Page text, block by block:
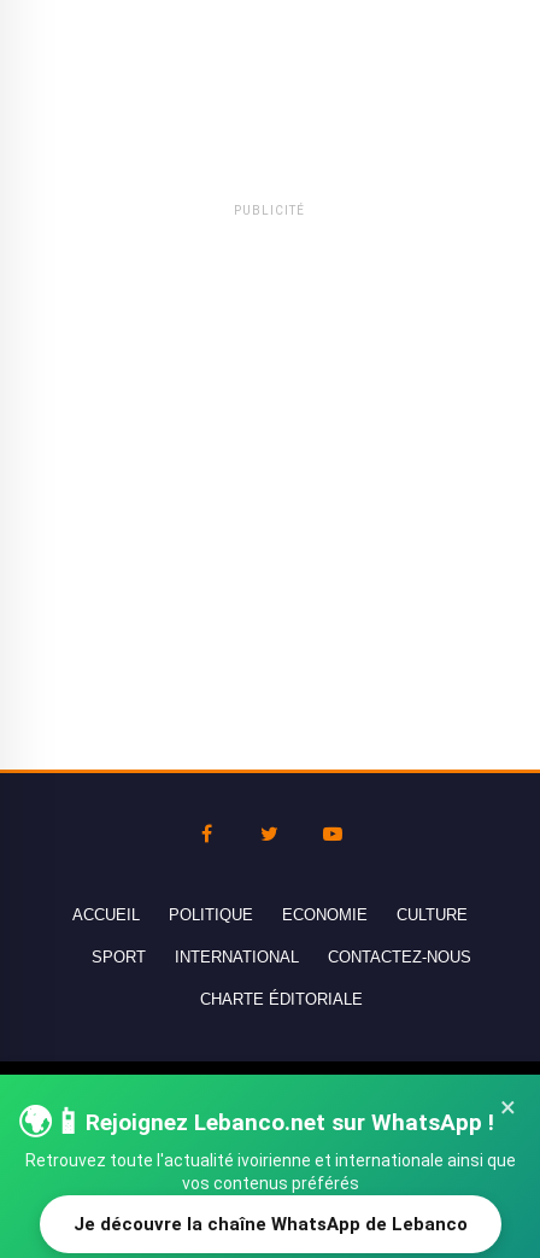
SHARE TWEET
PUBLICITÉ
×
🌍📱 Rejoignez Lebanco.net sur WhatsApp !
Retrouvez toute l'actualité ivoirienne et internationale ainsi que
vos contenus préférés
Je découvre la chaîne WhatsApp de Lebanco
ACCUEIL POLITIQUE ECONOMIE CULTURE
SPORT INTERNATIONAL CONTACTEZ-NOUS
CHARTE ÉDITORIALE
réservés - All rights reserved.